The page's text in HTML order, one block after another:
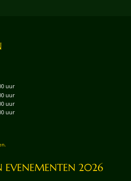
uur
uur
uur
uur
EVENEMENTEN 2026